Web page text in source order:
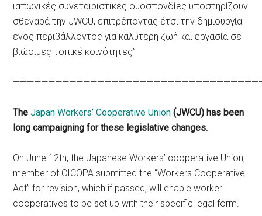
ιαπωνικές συνεταιριστικές ομοσπονδίες υποστηρίζουν
σθεναρά την JWCU, επιτρέποντας έτσι την δημιουργία
ενός περιβάλλοντος για καλύτερη ζωή και εργασία σε
βιώσιμες τοπικέ κοινότητες”
TheJapan Workers’ Cooperative Union (JWCU) has been
long campaigning for these legislative changes.
On June 12th, the Japanese Workers’ cooperative Union,
member of CICOPA submitted the “Workers Cooperative
Act” for revision, which if passed, will enable worker
cooperatives to be set up with their specific legal form.